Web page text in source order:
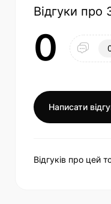
Відгуки
0
Написати
Відгуків про цей